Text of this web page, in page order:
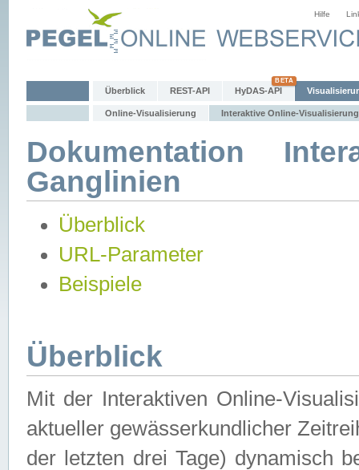
Hilfe
Überblick REST-API HyDAS-API
Online-Visualisierung Interaktive Online-Visualisierung
Dokumentation
Ganglinien
Überblick
URL-Parameter
Beispiele
Überblick
Mit der Interaktiven Online-
aktueller gewässerkundlicher
der letzten drei Tage) dynamisch